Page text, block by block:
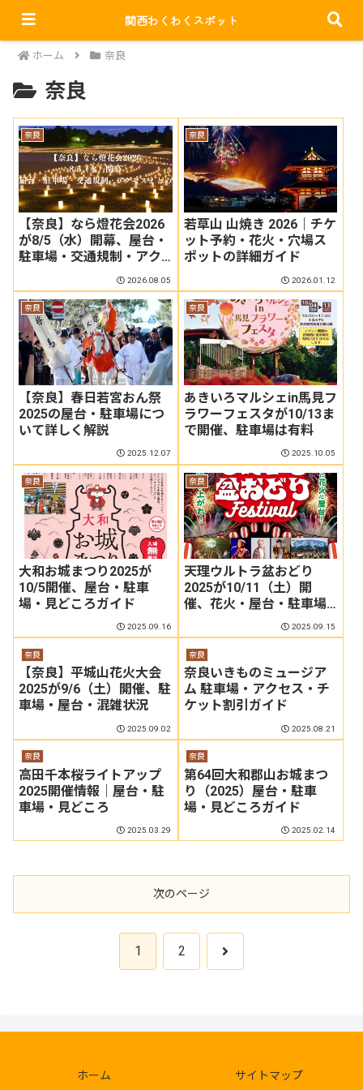
ホーム 奈良
奈良
奈良
【奈良】なら燈花会2026
が8/5（水）開幕、屋台・
駐車場・交通規制・アク
2026.08.05
奈良
若草山 山焼き 2026｜チケ
ット予約・花火・穴場ス
ポットの詳細ガイド
2026.01.12
奈良
【奈良】春日若宮おん祭
2025の屋台・駐車場につ
いて詳しく解説
2025.12.07
奈良
あきいろマルシェin馬見フ
ラワーフェスタが10/13ま
で開催、駐車場は有料
2025.10.05
奈良
大和お城まつり2025が
10/5開催、屋台・駐車
場・見どころガイド
2025.09.16
奈良
天理ウルトラ盆おどり
2025が10/11（土）開
催、花火・屋台・駐車場
2025.09.15
奈良
【奈良】平城山花火大会
2025が9/6（土）開催、駐
車場・屋台・混雑状況
2025.09.02
奈良
奈良いきものミュージア
ム 駐車場・アクセス・チ
ケット割引ガイド
2025.08.21
奈良
高田千本桜ライトアップ
2025開催情報｜屋台・駐
車場・見どころ
2025.03.29
奈良
第64回大和郡山お城まつ
り（2025）屋台・駐車
場・見どころガイド
2025.02.14
次のページ
1 2 次
ホーム サイトマップ
関西わくわくスポット